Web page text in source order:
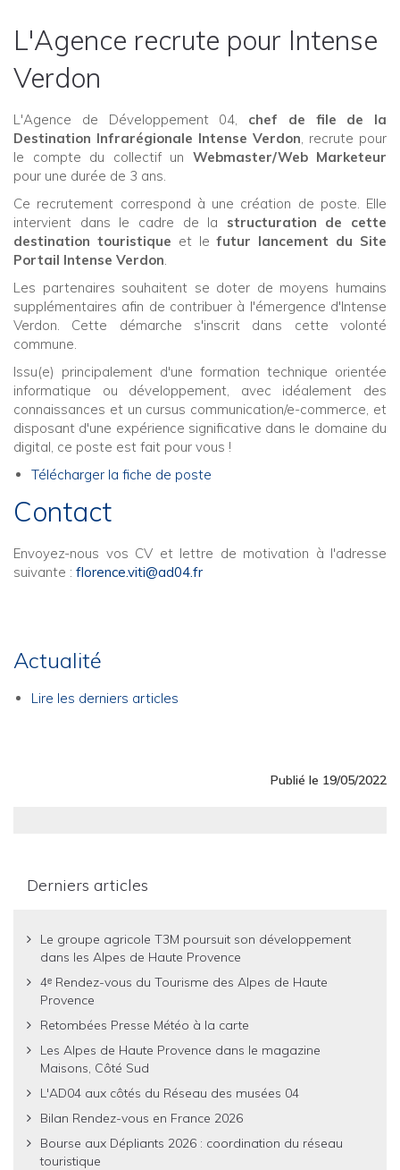
L'Agence recrute pour Intense
Verdon
L'Agence de Développement 04, chef de file de la
Destination Infrarégionale Intense Verdon, recrute pour
le compte du collectif un Webmaster/Web Marketeur
pour une durée de 3 ans.
Ce recrutement correspond à une création de poste. Elle
intervient dans le cadre de la structuration de cette
destination touristique et lefutur lancement du Site
Portail Intense Verdon.
Les partenaires souhaitent se doter de moyens humains
supplémentaires afin de contribuer à l'émergence d'Intense
Verdon. Cette démarche s'inscrit dans cette volonté
commune.
Issu(e) principalement d'une formation technique orientée
informatique ou développement, avec idéalement des
connaissances et un cursus communication/e-commerce, et
disposant d'une expérience significative dans le domaine du
digital, ce poste est fait pour vous !
Télécharger la fiche de poste
Contact
Envoyez-nous vos CV et lettre de motivation à l'adresse
suivante : florence.viti@ad04.fr
Actualité
Lire les derniers articles
Publié le 19/05/2022
Derniers articles
Le groupe agricole T3M poursuit son développement
dans les Alpes de Haute Provence
4ᵉ Rendez-vous du Tourisme des Alpes de Haute
Provence
Retombées Presse Météo à la carte
Les Alpes de Haute Provence dans le magazine
Maisons, Côté Sud
L'AD04 aux côtés du Réseau des musées 04
Bilan Rendez-vous en France 2026
Bourse aux Dépliants 2026 : coordination du réseau
touristique